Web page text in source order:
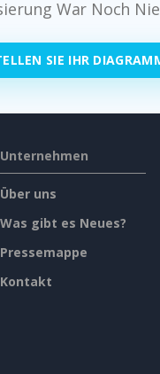
War Noch
SIE IHR
Unternehmen
Über uns
Was gibt es Neues?
Pressemappe
Kontakt